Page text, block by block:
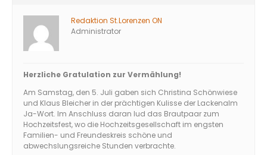
Redaktion St.Lorenzen ON
Administrator
Herzliche Gratulation zur Vermählung!
Am Samstag, den 5. Juli gaben sich Christina Schönwiese
und Klaus Bleicher in der prächtigen Kulisse der Lackenalm
Ja-Wort. Im Anschluss daran lud das Brautpaar zum
Hochzeitsfest, wo die Hochzeitsgesellschaft im engsten
Familien- und Freundeskreis schöne und
abwechslungsreiche Stunden verbrachte.